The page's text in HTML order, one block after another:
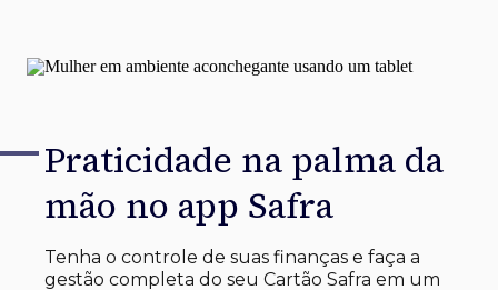
Praticidade na palma da
mão no app Safra
Tenha o controle de suas finanças e faça a
gestão completa do seu Cartão Safra em um